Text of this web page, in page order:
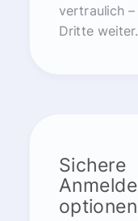
vertraulich –
Dritte weiter.
Sichere
optionen